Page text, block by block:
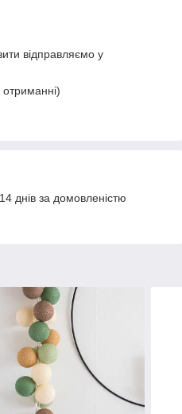
відправляємо у
днів за домовленістю